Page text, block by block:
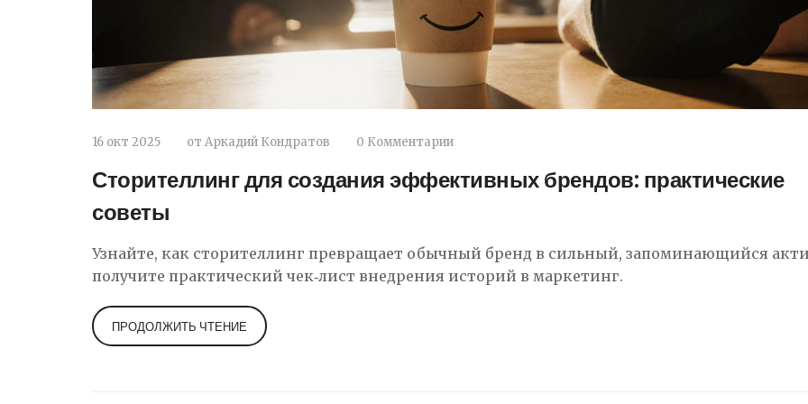
16 окт 2025 от Аркадий Кондратов 0 Комментарии
Сторителлинг для создания эффективных брендов: практические
советы
Узнайте, как сторителлинг превращает обычный бренд в сильный, запоминающийся
получите практический чек‑лист внедрения историй в маркетинг.
ПРОДОЛЖИТЬ ЧТЕНИЕ